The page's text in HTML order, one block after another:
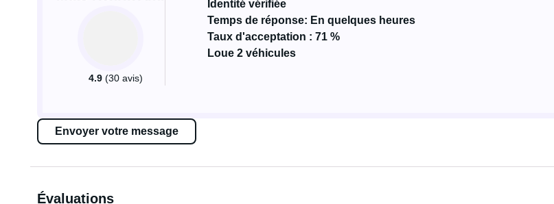
4.9 (30 avis)
Identité vérifiée
Temps de réponse: En quelques heures
Taux d'acceptation : 71 %
Loue 2 véhicules
Envoyer votre message
Évaluations